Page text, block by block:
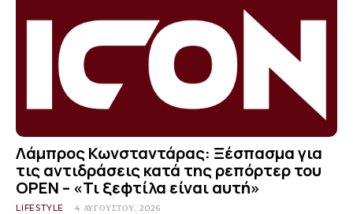
Λάμπρος Κωνσταντάρας: Ξέσπασμα για
τις αντιδράσεις κατά της ρεπόρτερ του
OPEN – «Τι ξεφτίλα είναι αυτή»
LIFESTYLE 4 ΑΥΓΟΎΣΤΟΥ, 2026